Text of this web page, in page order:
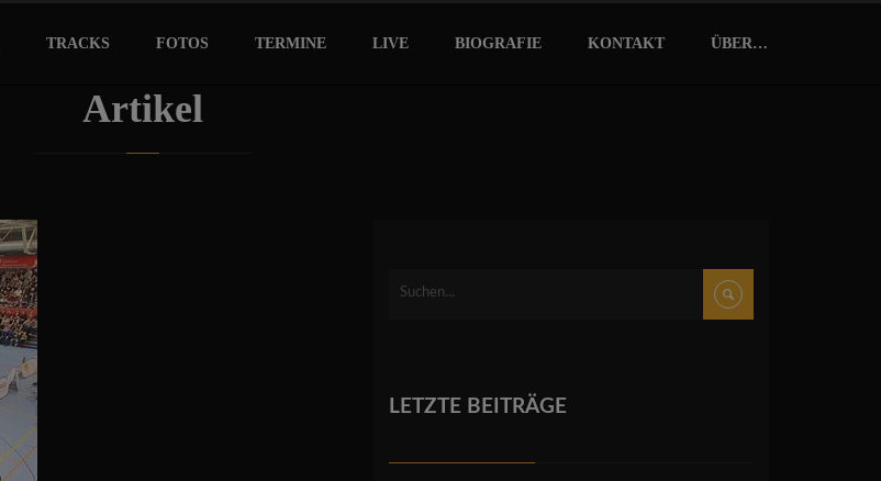
TRACKS FOTOS TERMINE LIVE BIOGRAFIE KONTAKT ÜBER…
Artikel
LETZTE BEITRÄGE